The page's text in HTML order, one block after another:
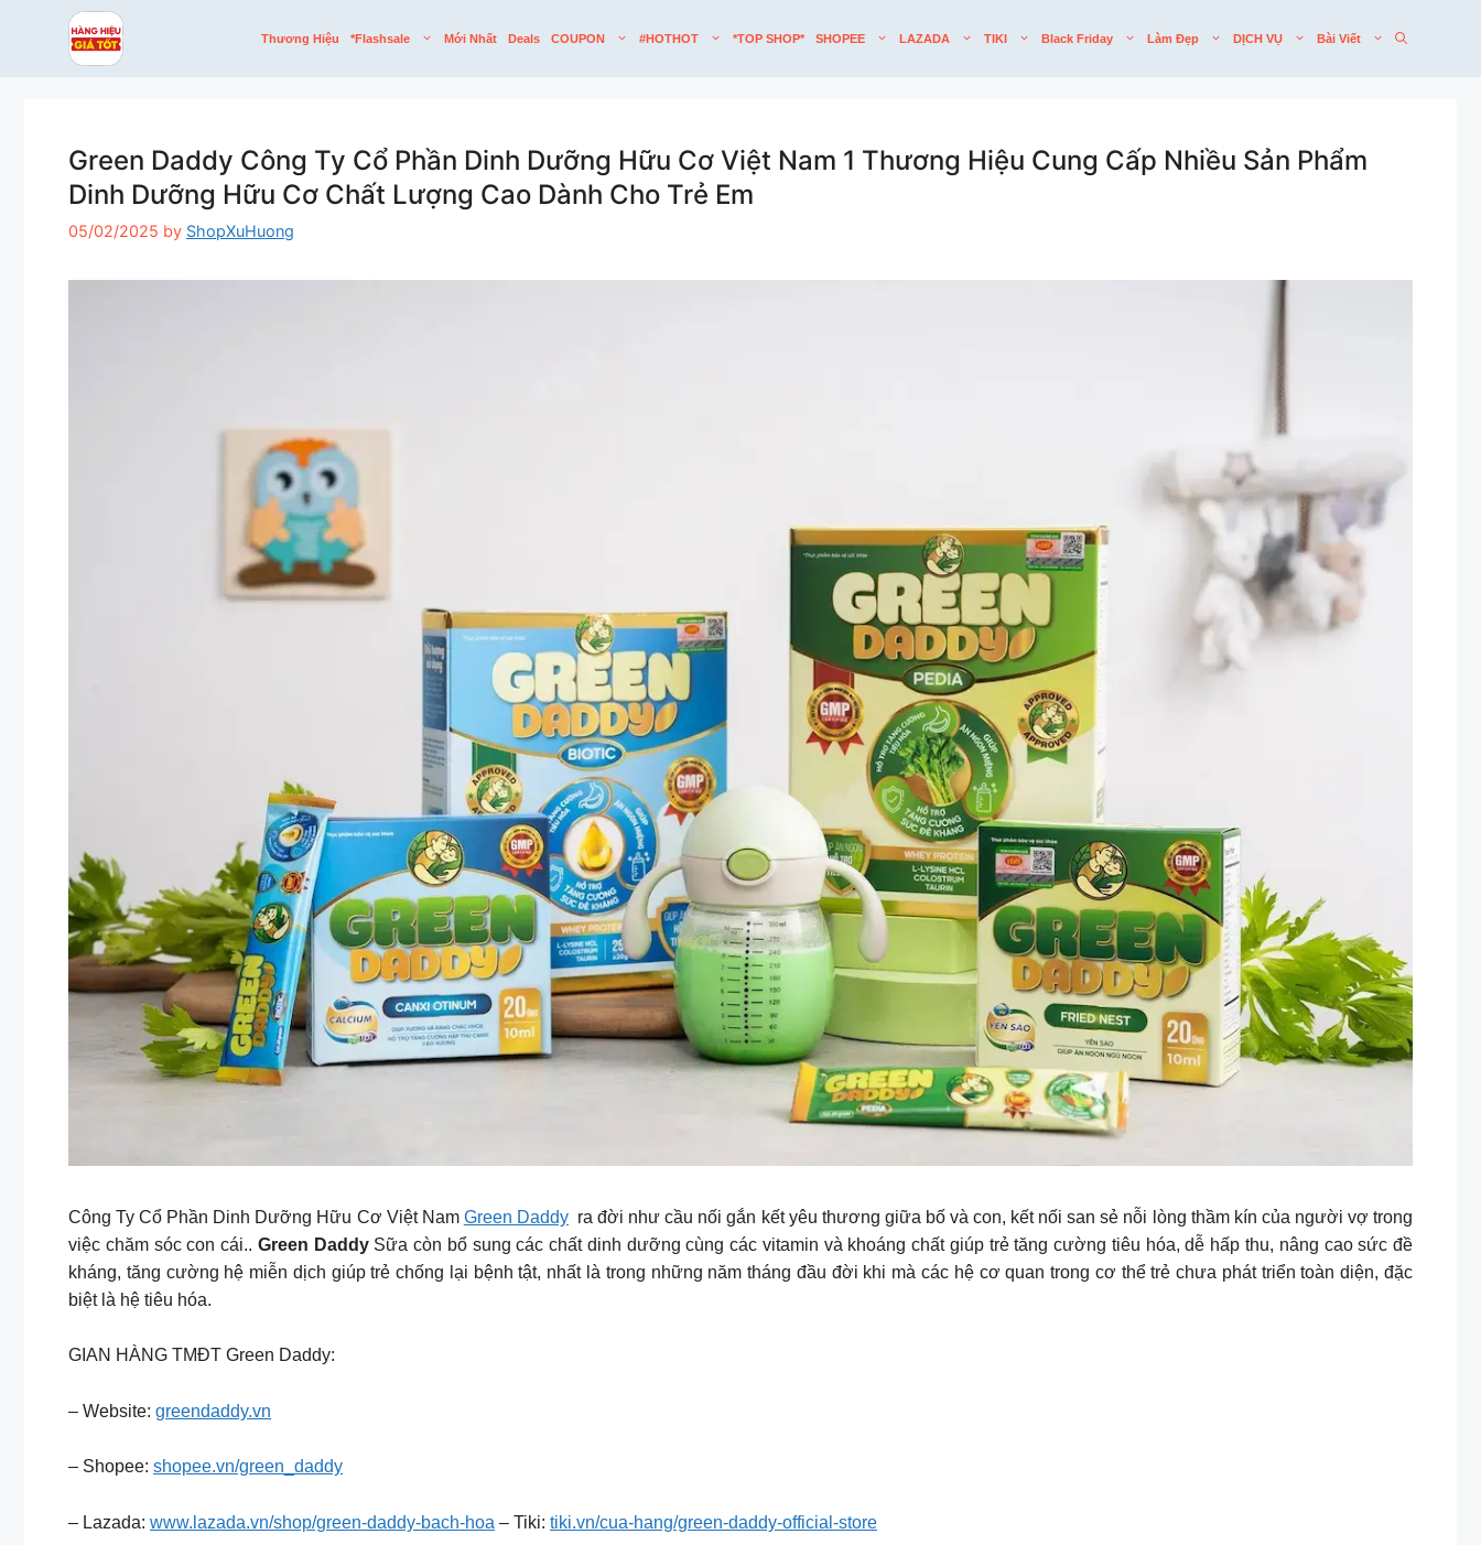
Thương Hiệu *flashsale Mới Nhất Deals COUPON #HOTHOT *TOP SHOP* SHOPEE LAZADA TIKI Black Friday Làm Đẹp DỊCH VỤ Bài Viết
Green Daddy Công Ty Cổ Phần Dinh Dưỡng Hữu Cơ Việt Nam 1 Thương Hiệu Cung Cấp Nhiều Sản Phẩm
Dinh Dưỡng Hữu Cơ Chất Lượng Cao Dành Cho Trẻ Em
05/02/2025 by ShopXuHuong
Công Ty Cổ Phần Dinh Dưỡng Hữu Cơ Việt Nam Green Daddyra đời như cầu nối gắn kết yêu thương giữa bố và con, kết nối san sẻ nỗi lòng thầm kín của người vợ trong
việc chăm sóc con cái.. Green DaddySữa còn bổ sung các chất dinh dưỡng cùng các vitamin và khoáng chất giúp trẻ tăng cường tiêu hóa, dễ hấp thu, nâng cao sức đề
kháng, tăng cường hệ miễn dịch giúp trẻ chống lại bệnh tật, nhất là trong những năm tháng đầu đời khi mà các hệ cơ quan trong cơ thể trẻ chưa phát triển toàn diện, đặc
biệt là hệ tiêu hóa.
GIAN HÀNG TMĐT Green Daddy:
– Website: greendaddy.vn
– Shopee: shopee.vn/green_daddy
– Lazada: www.lazada.vn/shop/green-daddy-bach-hoa – Tiki: tiki.vn/cua-hang/green-daddy-official-store